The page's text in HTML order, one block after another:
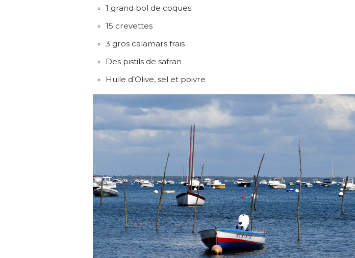
1 grand bol de coques
15 crevettes
3 gros calamars frais
Des pistils de safran
Huile d’Olive, sel et poivre